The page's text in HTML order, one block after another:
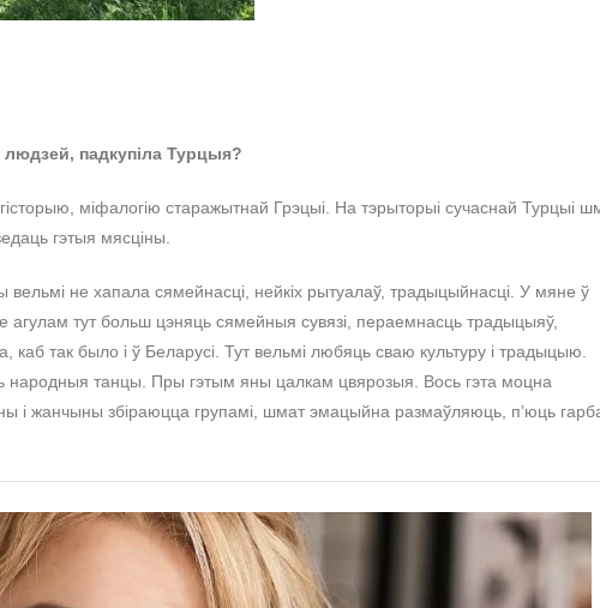
падкупіла Турцыя?
міфалогію старажытнай Грэцыі. На тэрыторыі сучаснай Турцыі
гэтыя мясціны.
не хапала сямейнасці, нейкіх рытуалаў, традыцыйнасці. У мяне ў
агулам тут больш цэняць сямейныя сувязі, пераемнасць традыцыяў,
так было і ў Беларусі. Тут вельмі любяць сваю культуру і традыцыю.
народныя танцы. Пры гэтым яны цалкам цвярозыя. Вось гэта моцна
і жанчыны збіраюцца групамі, шмат эмацыйна размаўляюць, п’юць